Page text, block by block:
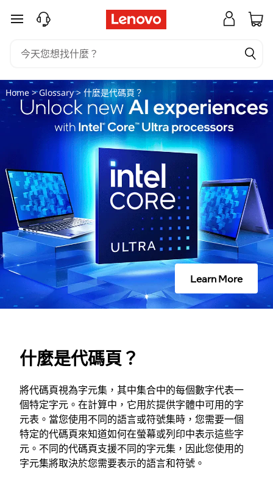
什
代
碼
？
跳至主要內容
Home>Glossary> 什麼是代碼頁？
Learn More
什麼是代碼頁？
將代碼頁視為字元集，其中集合中的每個數字代表一
個特定字元。在計算中，它用於提供字體中可用的字
元表。當您使用不同的語言或符號集時，您需要一個
特定的代碼頁來知道如何在螢幕或列印中表示這些字
元。不同的代碼頁支援不同的字元集，因此您使用的
字元集將取決於您需要表示的語言和符號。